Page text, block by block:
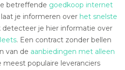
betreffende goedkoop internet
je informeren over het snelste
detecteer je hier informatie over
. Een contract zonder bellen
van de aanbiedingen met alleen
meest populaire leveranciers